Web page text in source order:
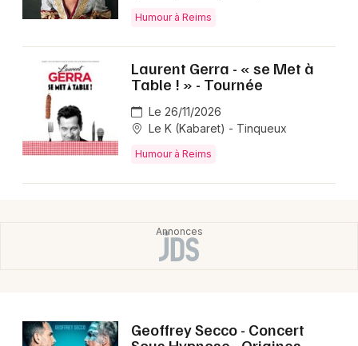
Humour à Reims
Laurent Gerra - « se Met à
Table ! » - Tournée
Le 26/11/2026
Le K (Kabaret) - Tinqueux
Humour à Reims
Geoffrey Secco - Concert